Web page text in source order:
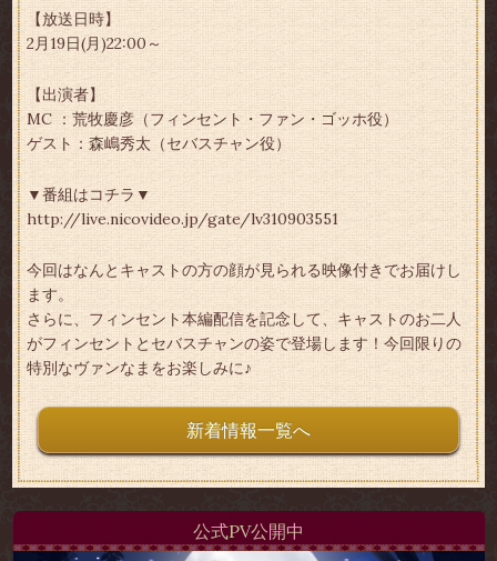
【放送日時】
2月19日(月)22:00～
【出演者】
MC ：荒牧慶彦（フィンセント・ファン・ゴッホ役）
ゲスト：森嶋秀太（セバスチャン役）
▼番組はコチラ▼
http://live.nicovideo.jp/gate/lv310903551
今回はなんとキャストの方の顔が見られる映像付きでお届けし
ます。
さらに、フィンセント本編配信を記念して、キャストのお二人
がフィンセントとセバスチャンの姿で登場します！今回限りの
特別なヴァンなまをお楽しみに♪
新着情報一覧へ
公式PV公開中